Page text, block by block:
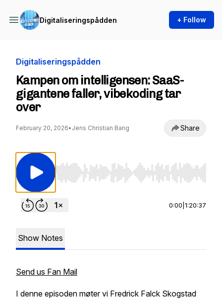
Digitaliseringspådden + Follow
Digitaliseringspådden
Kampen om intelligensen: SaaS-
gigantene faller, vibekoding tar
over
February 20, 2026• Jens Christian Bang Share
Use Left/Right to seek, Home/End to jump to
0:00 1:20:37
Show Notes
Send us Fan Mail
I denne episoden møter vi Fredrick Falck Skogstad